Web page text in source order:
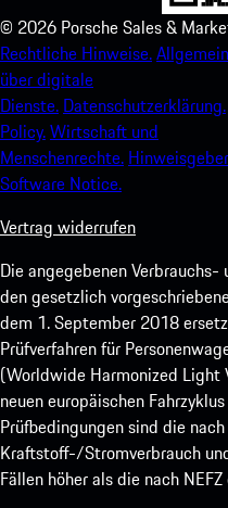
© 2026 Porsche Sales &
Rechtliche Hinweise.
über digitale
Dienste. Datenschutzerklärung.
Policy.Wirtschaft und
Menschenrechte.
Software Notice.
Vertrag widerrufen
Die angegebenen
den gesetzlich
dem 1. September 2018
Prüfverfahren für
(Worldwide Harmonized Light
neuen europäischen
Prüfbedingungen sind die
Kraftstoff-/Stromverbrauch
Fällen höher als die nach